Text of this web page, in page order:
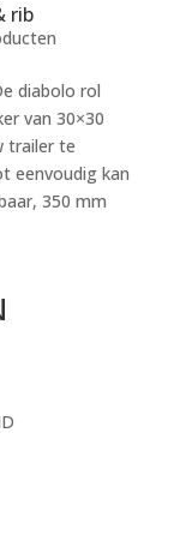
rib
diabolo rol
van 30×30
trailer te
eenvoudig kan
350 mm